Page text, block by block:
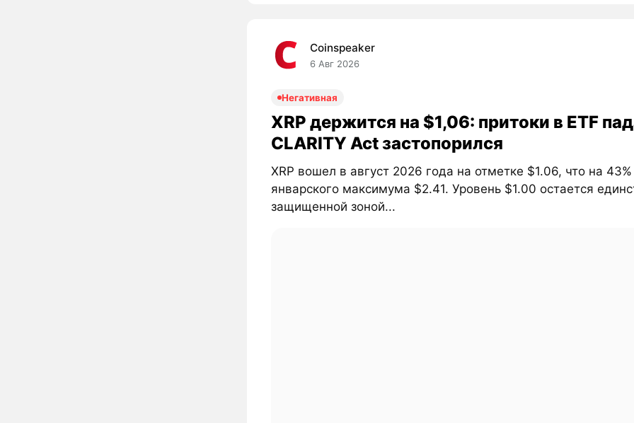
Coinspeaker
6 Авг 2026
Негативная
XRP держится на $1,06: притоки в ETF
CLARITY Act застопорился
XRP вошел в август 2026 года на отметке $1.06, что на
январского максимума $2.41. Уровень $1.00 остается
защищенной зоной...